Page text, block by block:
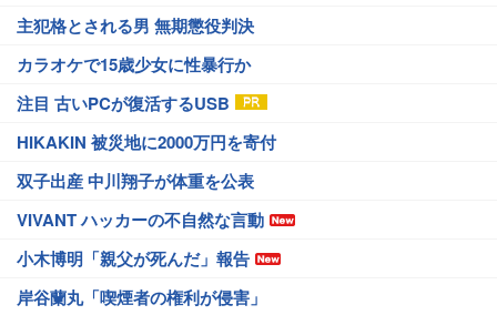
主犯格とされる男 無期懲役判決
カラオケで15歳少女に性暴行か
注目 古いPCが復活するUSB
HIKAKIN 被災地に2000万円を寄付
双子出産 中川翔子が体重を公表
VIVANT ハッカーの不自然な言動
小木博明「親父が死んだ」報告
岸谷蘭丸「喫煙者の権利が侵害」